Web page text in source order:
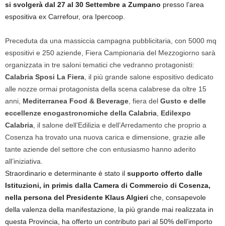
si svolgerà dal 27 al 30 Settembre a Zumpano presso l’area
espositiva ex Carrefour, ora Ipercoop.
Preceduta da una massiccia campagna pubblicitaria, con 5000 mq
espositivi e 250 aziende, Fiera Campionaria del Mezzogiorno sarà
organizzata in tre saloni tematici che vedranno protagonisti:
Calabria Sposi La Fiera , il più grande salone espositivo dedicato
alle nozze ormai protagonista della scena calabrese da oltre 15
anni, Mediterranea Food & Beverage , fiera del Gusto e delle
eccellenze enogastronomiche della Calabria Edilexpo
Calabria , il salone dell’Edilizia e dell’Arredamento che proprio a
Cosenza ha trovato una nuova carica e dimensione, grazie alle
tante aziende del settore che con entusiasmo hanno aderito
all’iniziativa.
Straordinario e determinante è stato il supporto offerto dalle
Istituzioni, in primis dalla Camera di Commercio di Cosenza,
nella persona del Presidente Klaus Algieri che, consapevole
della valenza della manifestazione, la più grande mai realizzata in
questa Provincia, ha offerto un contributo pari al 50% dell’importo